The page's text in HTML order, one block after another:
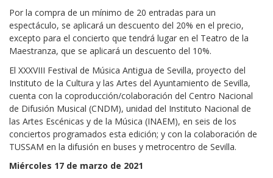
Por la compra de un mínimo de 20 entradas para un
espectáculo, se aplicará un descuento del 20% en el precio,
excepto para el concierto que tendrá lugar en el Teatro de la
Maestranza, que se aplicará un descuento del 10%.
El XXXVIII Festival de Música Antigua de Sevilla, proyecto del
Instituto de la Cultura y las Artes del Ayuntamiento de Sevilla,
cuenta con la coproducción/colaboración del Centro Nacional
de Difusión Musical (CNDM), unidad del Instituto Nacional de
las Artes Escénicas y de la Música (INAEM), en seis de los
conciertos programados esta edición; y con la colaboración de
TUSSAM en la difusión en buses y metrocentro de Sevilla.
Miércoles 17 de marzo de 2021